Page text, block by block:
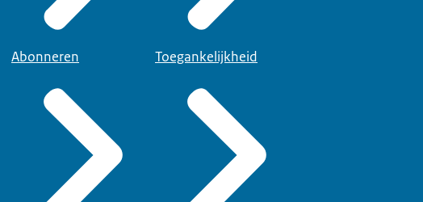
Abonneren Toegankelijkheid